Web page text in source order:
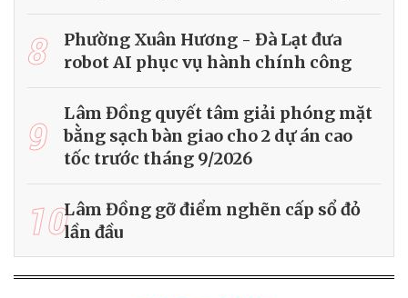
8
Phường Xuân Hương - Đà Lạt đưa
robot AI phục vụ hành chính công
9
Lâm Đồng quyết tâm giải phóng mặt
bằng sạch bàn giao cho 2 dự án cao
tốc trước tháng 9/2026
10Lâm Đồng gỡ điểm nghẽn cấp sổ đỏ
lần đầu